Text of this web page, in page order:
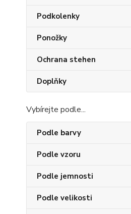
Podkolenky
Ponožky
Ochrana stehen
Doplňky
Vybírejte podle...
Podle barvy
Podle vzoru
Podle jemnosti
Podle velikosti